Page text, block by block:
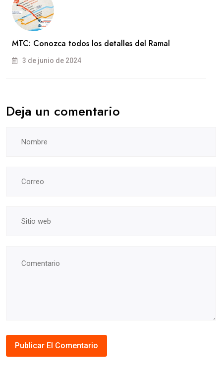
MTC: Conozca todos los detalles del Ramal
3 de junio de 2024
Deja un comentario